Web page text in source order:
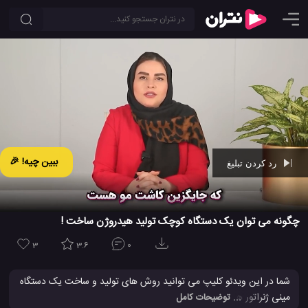
ببین چیه! 🎉
Ad -01:29
چگونه می توان یک دستگاه کوچک تولید هیدروژن ساخت !
3 3.6 0
شما در این ویدئو کلیپ می توانید روش های تولید و ساخت یک دستگاه
مینی ژنراتور هیدروژن را مشاهده کنید و ببنید که از چه طریق و از چه
... توضیحات کامل